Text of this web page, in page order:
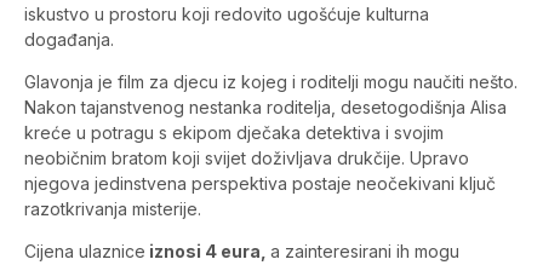
iskustvo u prostoru koji redovito ugošćuje kulturna
događanja.
Glavonja je film za djecu iz kojeg i roditelji mogu naučiti nešto.
Nakon tajanstvenog nestanka roditelja, desetogodišnja Alisa
kreće u potragu s ekipom dječaka detektiva i svojim
neobičnim bratom koji svijet doživljava drukčije. Upravo
njegova jedinstvena perspektiva postaje neočekivani ključ
razotkrivanja misterije.
Cijena ulaznice iznosi 4 eura, a zainteresirani ih mogu